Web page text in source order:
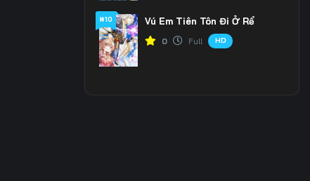
#10 Vú Em Tiên Tôn Đi Ở Rể
0 Full HD